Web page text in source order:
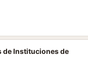
de Instituciones de